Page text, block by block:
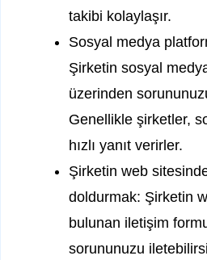
takibi kolaylaşır.
Sosyal medya
Şirketin sosyal
üzerinden
Genellikle şirketler,
hızlı yanıt verirler.
Şirketin web
doldurmak: Şirketin
bulunan iletişim
sorununuzu